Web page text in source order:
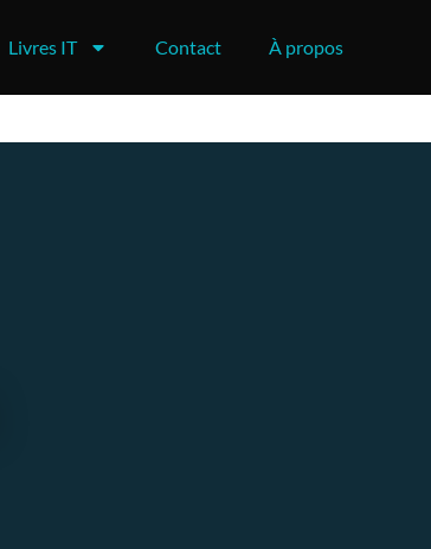
Livres IT Contact À propos